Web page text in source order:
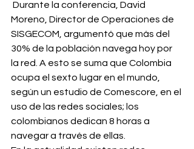
Moreno, Director de Operaciones de
SISGECOM, argumentó que más del
30% de la población navega hoy por
la red. A esto se suma que Colombia
ocupa el sexto lugar en el mundo,
según un estudio de Comescore, en el
uso de las redes sociales; los
colombianos dedican 8 horas a
navegar a través de ellas.